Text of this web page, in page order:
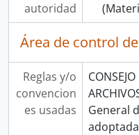
autoridad
Área de control
Reglas y/o
convencion
es usadas
General